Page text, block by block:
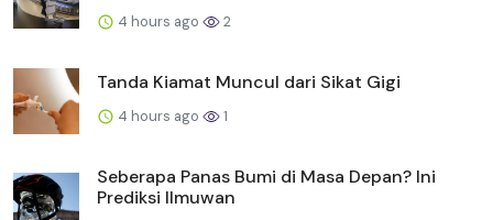
4 hours ago 2
Tanda Kiamat Muncul dari Sikat Gigi
4 hours ago 1
Seberapa Panas Bumi di Masa Depan? Ini
Prediksi Ilmuwan